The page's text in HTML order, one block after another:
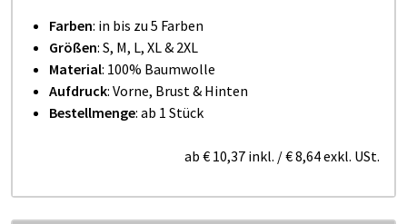
Farben: in bis zu 5 Farben
Größen: S, M, L, XL & 2XL
Material: 100% Baumwolle
Aufdruck: Vorne, Brust & Hinten
Bestellmenge: ab 1 Stück
ab € 10,37 inkl. /€ 8,64exkl. USt.